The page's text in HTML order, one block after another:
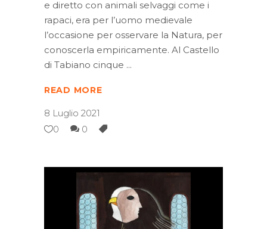
e diretto con animali selvaggi come i
rapaci, era per l’uomo medievale
l’occasione per osservare la Natura, per
conoscerla empiricamente. Al Castello
di Tabiano cinque
READ MORE
8 Luglio 2021
0
0